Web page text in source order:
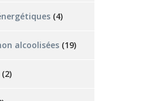
(4)
alcoolisées (19)
(2)